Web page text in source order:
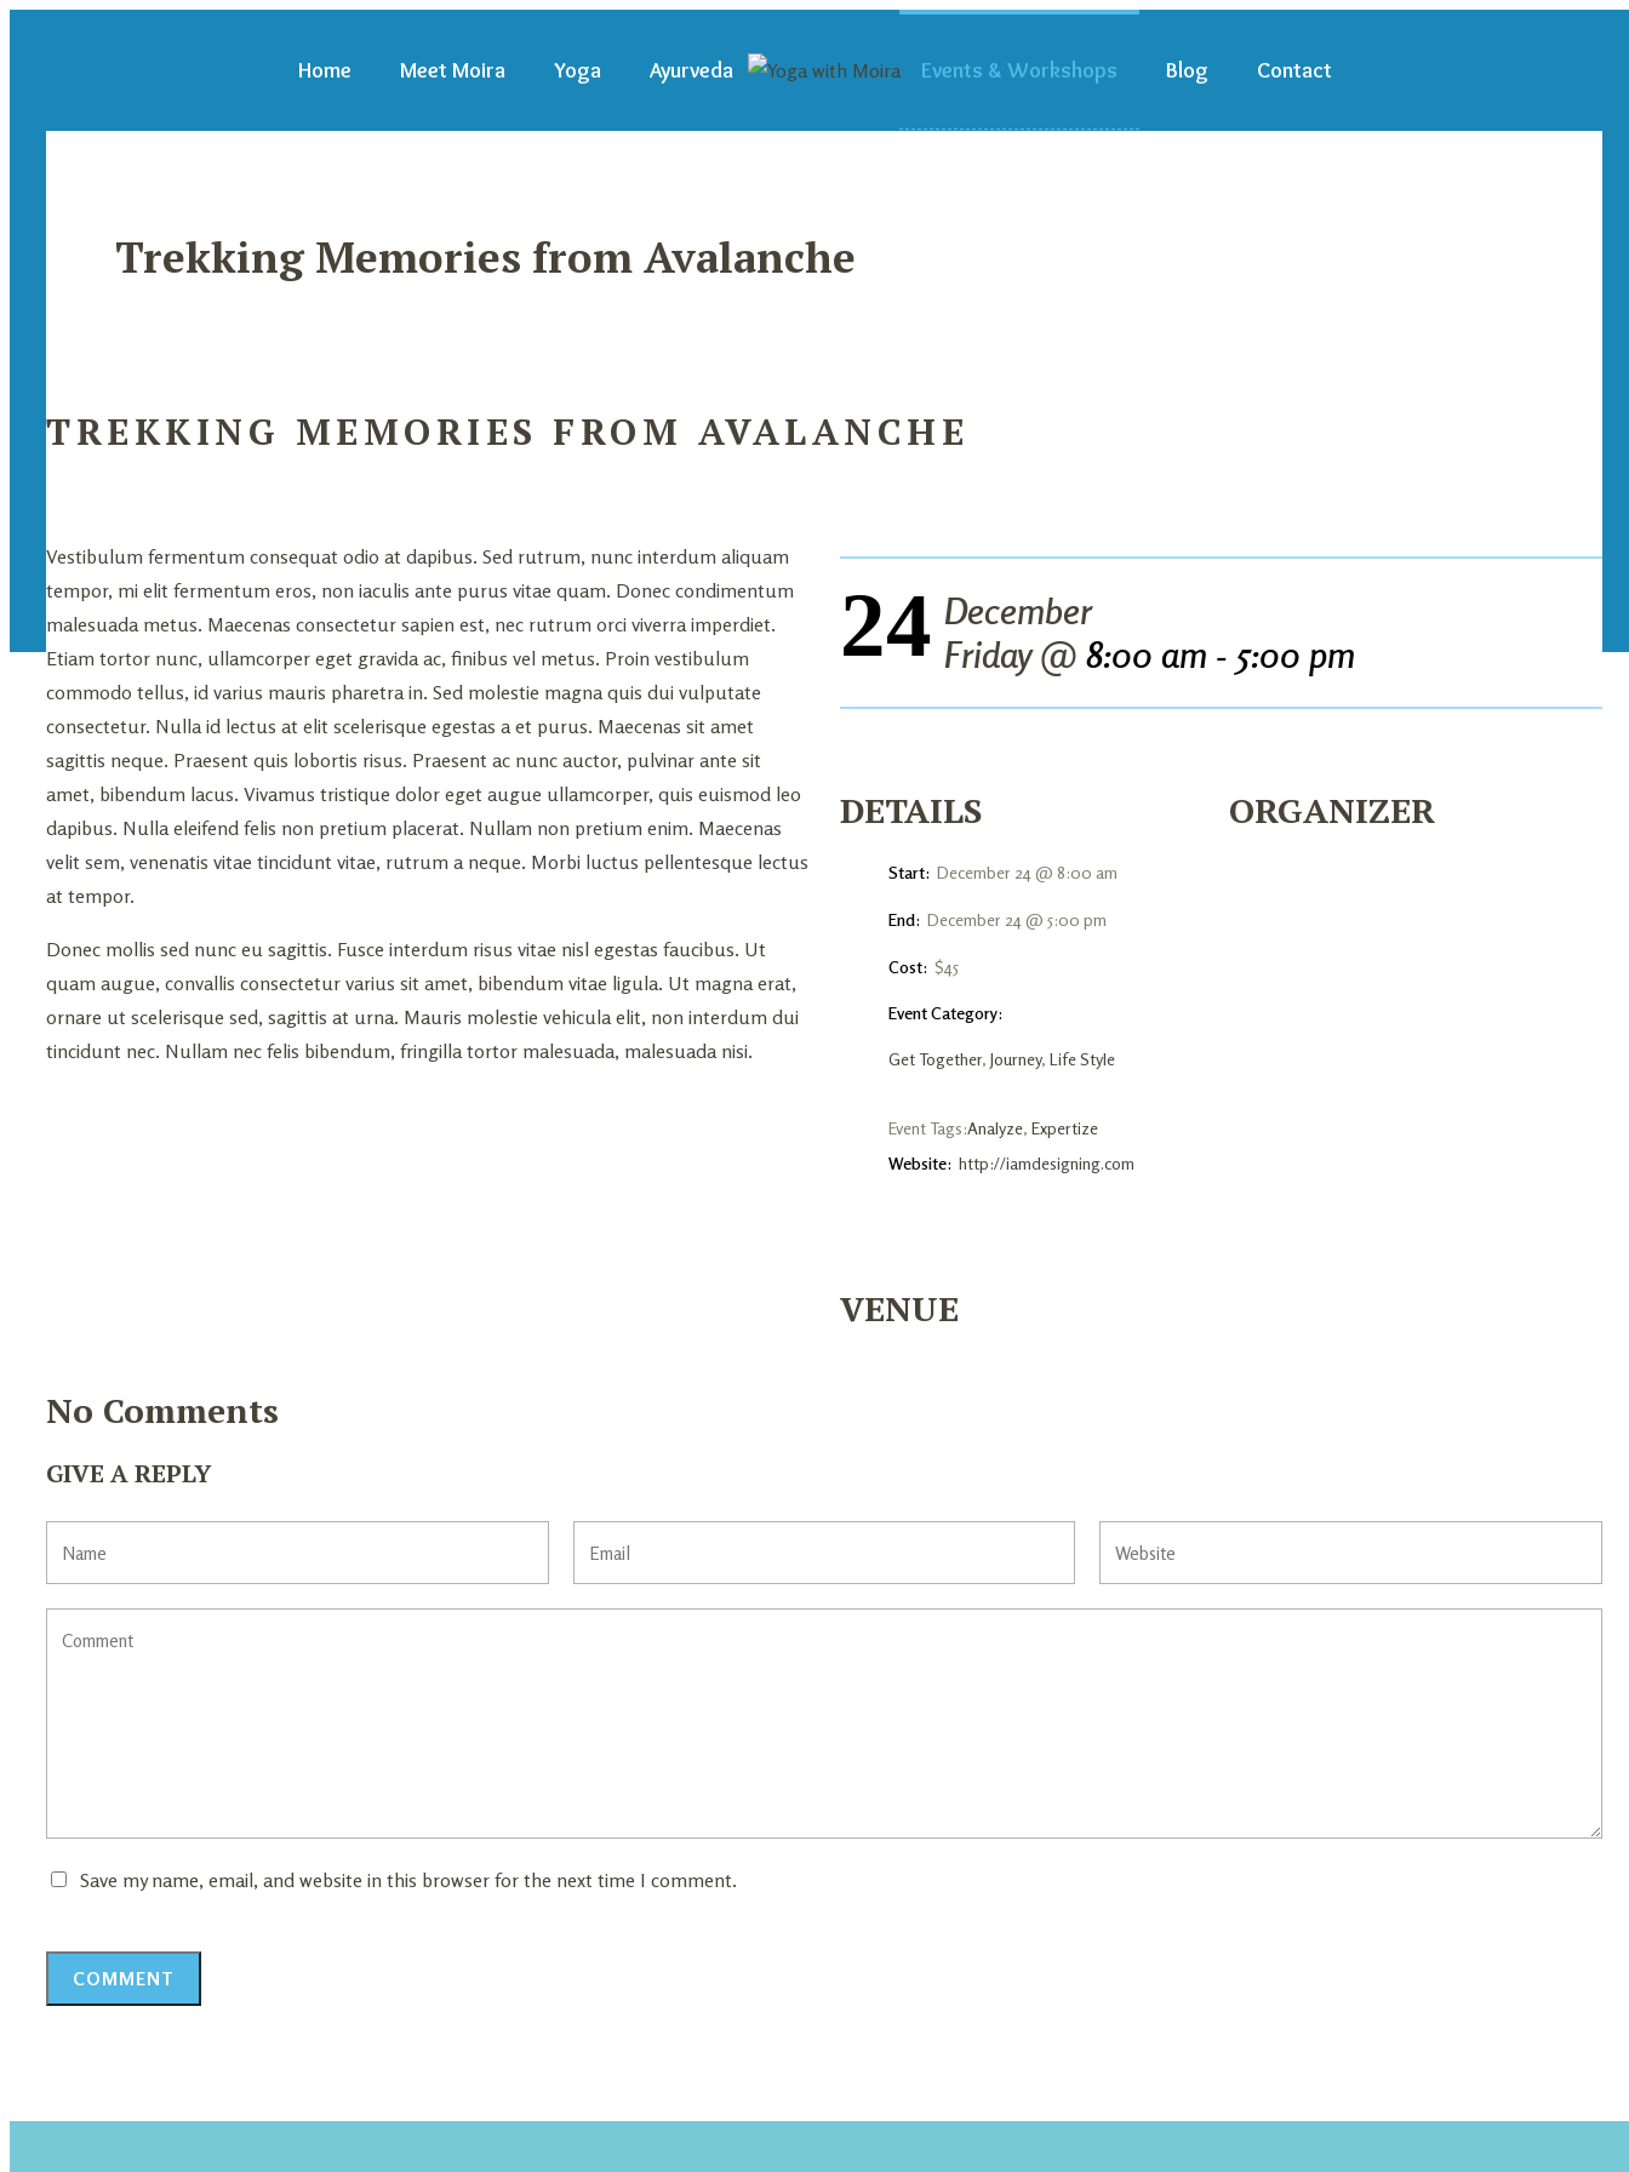
Home Meet Moira Yoga Ayurveda Events & Workshops Blog Contact
Trekking Memories from Avalanche
TREKKING MEMORIES FROM AVALANCHE
Vestibulum fermentum consequat odio at dapibus. Sed rutrum, nunc interdum aliquam
tempor, mi elit fermentum eros, non iaculis ante purus vitae quam. Donec condimentum
malesuada metus. Maecenas consectetur sapien est, nec rutrum orci viverra imperdiet.
Etiam tortor nunc, ullamcorper eget gravida ac, finibus vel metus. Proin vestibulum
commodo tellus, id varius mauris pharetra in. Sed molestie magna quis dui vulputate
consectetur. Nulla id lectus at elit scelerisque egestas a et purus. Maecenas sit amet
sagittis neque. Praesent quis lobortis risus. Praesent ac nunc auctor, pulvinar ante sit
amet, bibendum lacus. Vivamus tristique dolor eget augue ullamcorper, quis euismod leo
dapibus. Nulla eleifend felis non pretium placerat. Nullam non pretium enim. Maecenas
velit sem, venenatis vitae tincidunt vitae, rutrum a neque. Morbi luctus pellentesque lectus
at tempor.
Donec mollis sed nunc eu sagittis. Fusce interdum risus vitae nisl egestas faucibus. Ut
quam augue, convallis consectetur varius sit amet, bibendum vitae ligula. Ut magna erat,
ornare ut scelerisque sed, sagittis at urna. Mauris molestie vehicula elit, non interdum dui
tincidunt nec. Nullam nec felis bibendum, fringilla tortor malesuada, malesuada nisi.
24 December
Friday @ 8:00 am - 5:00 pm
DETAILS
Start: December 24 @ 8:00 am
End: December 24 @ 5:00 pm
Cost: $45
Event Category:
Get Together, Journey, Life Style
Event Tags:Analyze, Expertize
Website: http://iamdesigning.com
ORGANIZER
VENUE
No Comments
GIVE A REPLY
Save my name, email, and website in this browser for the next time I comment.